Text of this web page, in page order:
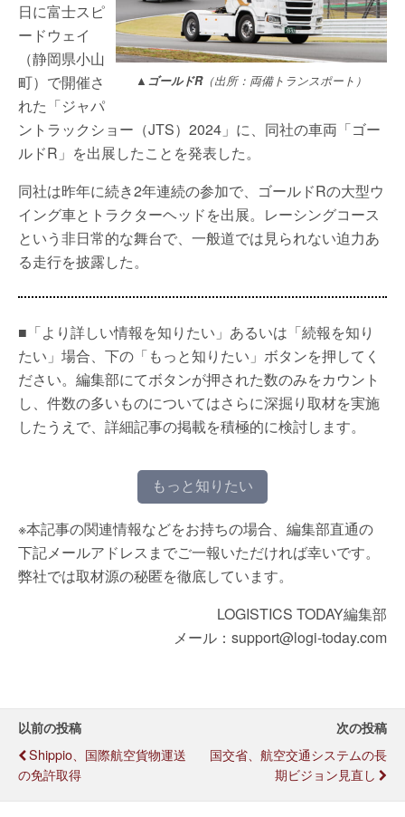
▲ゴールドR（出所：両備トランスポート）
日に富士スピ
ードウェイ
（静岡県小山
町）で開催さ
れた「ジャパ
ントラックショー（JTS）2024」に、同社の車両「ゴー
ルドR」を出展したことを発表した。
同社は昨年に続き2年連続の参加で、ゴールドRの大型ウ
イング車とトラクターヘッドを出展。レーシングコース
という非日常的な舞台で、一般道では見られない迫力あ
る走行を披露した。
■「より詳しい情報を知りたい」あるいは「続報を知り
たい」場合、下の「もっと知りたい」ボタンを押してく
ださい。編集部にてボタンが押された数のみをカウント
し、件数の多いものについてはさらに深掘り取材を実施
したうえで、詳細記事の掲載を積極的に検討します。
もっと知りたい
※本記事の関連情報などをお持ちの場合、編集部直通の
下記メールアドレスまでご一報いただければ幸いです。
弊社では取材源の秘匿を徹底しています。
LOGISTICS TODAY編集部
メール：support@logi-today.com
以前の投稿
Shippio、国際航空貨物運送
の免許取得
次の投稿
国交省、航空交通システムの長
期ビジョン見直し